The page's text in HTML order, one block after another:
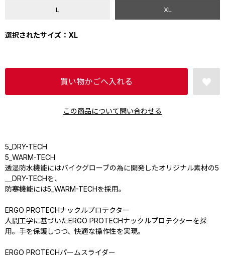
L XL
選択されたサイズ：XL
この商品について問い合わせる
5_DRY-TECH
5_WARM-TECH
透湿防水機能にはバイクグローブの為に開発したオリジナル素材の5
＿DRY-TECHを、
防寒機能には5_WARM-TECHを採用。
ERGO PROTECHナックルプロテクター
人間工学に基づいたERGO PROTECHナックルプロテクターを採
用。手を保護しつつ、快適な操作性を実現。
ERGO PROTECHパームスライダー